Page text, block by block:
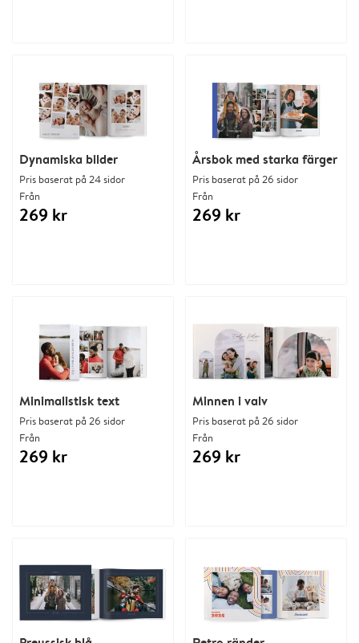
Minimalistisk text
Pris baserat på 26 sidor
Från
269 kr
Dynamiska bilder
Pris baserat på 24 sidor
Från
269 kr
Årsbok med starka färger
Pris baserat på 26 sidor
Från
269 kr
Minnen i valv
Pris baserat på 26 sidor
Från
269 kr